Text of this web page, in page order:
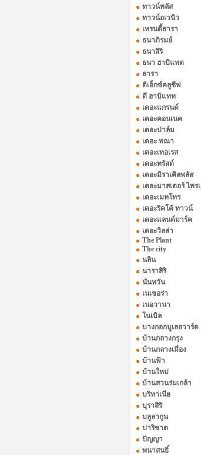
ทาวน์พลัส
ทาวน์อเวนิว
เทรนดี้ธารา
ธนาภิรมย์
ธนาสิริ
ธนา ฮาบิแทต
ธารา
ดิเอ็กซ์คลูซีฟ
ดี ฮาบิแทท
เดอะแกรนด์
เดอะคอนเนค
เดอะปาล์ม
เดอะ พณา
เดอะเทอเรส
เดอะทรัสต์
เดอะมิราเคิลพลัส
เดอะมาสเตอร์ ไพร
เดอะเมทโทร
เดอะริคโค้ ทาวน์
เดอะแลนด์มาร์ค
เดอะวิลล่า
The Plant
The city
นลิน
นาราสิริ
นันทวัน
เนเชอร่า
เนอวานา
โนเบิล
บางกอกบูเลอวาร์ด
บ้านกลางกรุง
บ้านกลางเมือง
บ้านฟ้า
บ้านใหม่
บ้านสวนร่มเกล้า
บริทาเนีย
บุราสิริ
บลูลากูน
ปาริชาต
ปัญญา
พนาสนธิ์